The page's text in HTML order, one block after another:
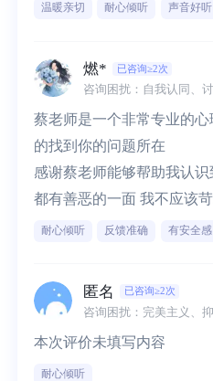
温暖亲切 耐心倾听 声音好听
燃* 已咨询≥2次
蔡老师是一个非常专业的
的找到你的问题所在
感谢蔡老师能够帮助我认
都有善恶的一面 我不应该
耐心倾听 反馈准确 有安全感
匿名 已咨询≥2次
咨询困扰：完美主义、
本次评价未填写内容
耐心倾听